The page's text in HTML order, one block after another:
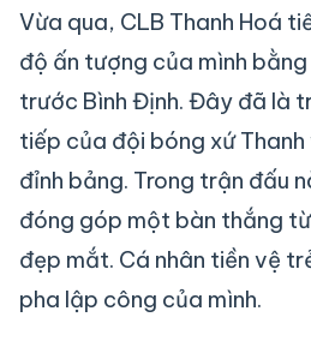
Vừa qua, CLB Thanh Hoá
độ ấn tượng của mình
trước Bình Định. Đây đã là
tiếp của đội bóng xứ Thanh
đỉnh bảng. Trong trận đấu
đóng góp một bàn thắng
đẹp mắt. Cá nhân tiền vệ
pha lập công của mình.